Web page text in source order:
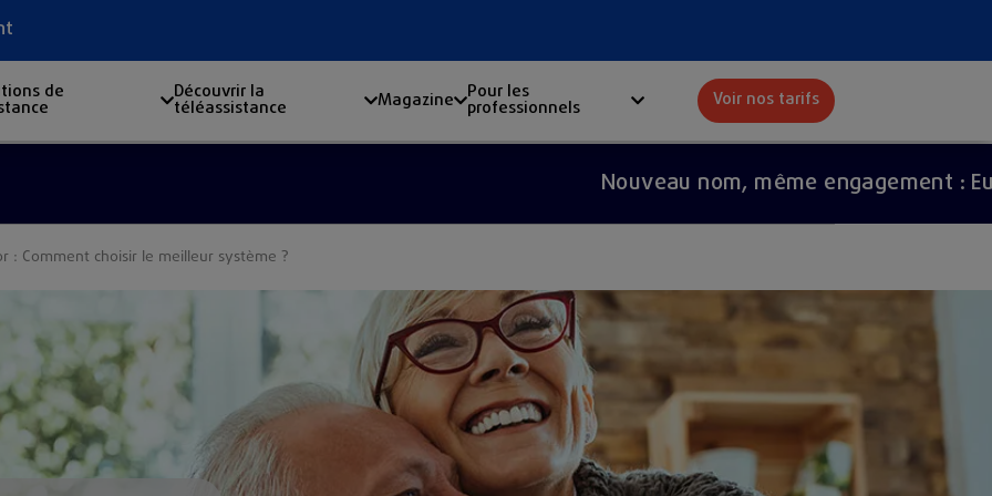
de Découvrir la
téléassistance Magazine Pour les
professionnels Voir nos tarifs
Nouveau nom, même engagement : Europ
: Comment choisir le meilleur système ?